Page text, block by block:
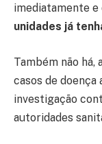
imediatamente e
unidades já
Também não
casos de doença
investigação
autoridades